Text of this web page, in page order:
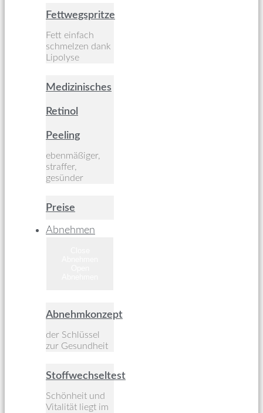
Fettwegspritze
Fett einfach
schmelzen dank
Lipolyse
Medizinisches
Retinol
Peeling
ebenmäßiger,
straffer,
gesünder
Preise
Abnehmen
Abnehmkonzept
der Schlüssel
zur Gesundheit
Stoffwechseltest
Schönheit und
Vitalität liegt im